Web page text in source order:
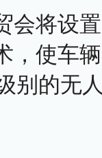
将设置
，使车
别的无